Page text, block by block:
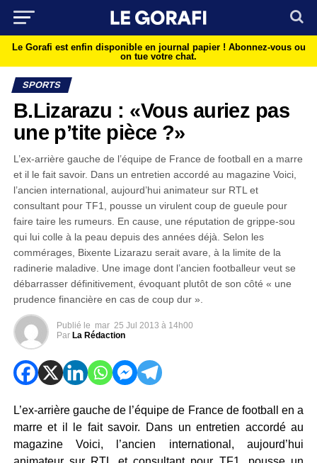
Le Gorafi est enfin disponible en journal papier ! Abonnez-vous ou
on tue votre chat.
SPORTS
B.Lizarazu : «Vous auriez pas
une p’tite pièce ?»
L’ex-arrière gauche de l’équipe de France de football en a marre
et il le fait savoir. Dans un entretien accordé au magazine Voici,
l’ancien international, aujourd’hui animateur sur RTL et
consultant pour TF1, pousse un virulent coup de gueule pour
faire taire les rumeurs. En cause, une réputation de grippe-sou
qui lui colle à la peau depuis des années déjà. Selon les
commérages, Bixente Lizarazu serait avare, à la limite de la
radinerie maladive. Une image dont l’ancien footballeur veut se
débarrasser définitivement, évoquant plutôt de son côté « une
prudence financière en cas de coup dur ».
Publié le mar 25 Jul 2013 à 14h00
Par La Rédaction
L’ex-arrière gauche de l’équipe de France de football en a
marre et il le fait savoir. Dans un entretien accordé au
magazine Voici, l’ancien international, aujourd’hui